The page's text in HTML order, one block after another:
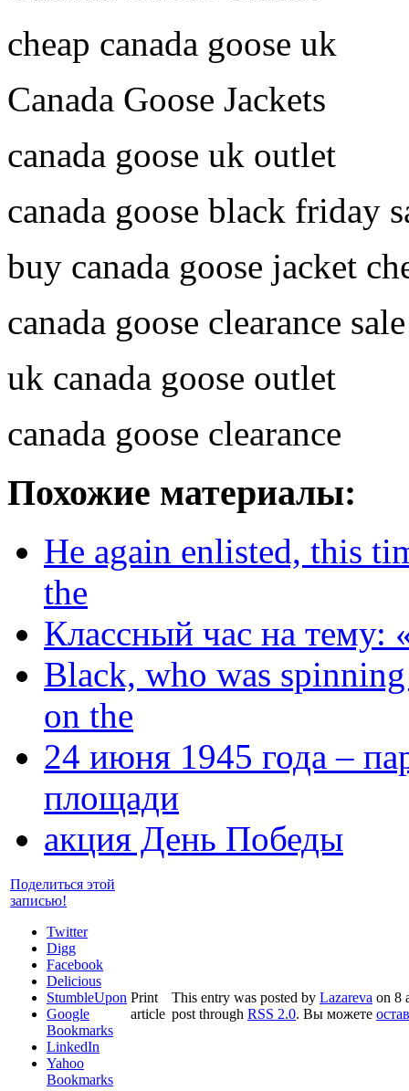
cheap canada goose uk
Canada Goose Jackets
canada goose uk outlet
canada goose black friday
buy canada goose jacket
canada goose clearance sale
uk canada goose outlet
canada goose clearance
Похожие материалы:
He again enlisted, this
the
Классный час на тему:
Black, who was
on the
24 июня 1945 года –
площади
акция День Победы
Поделиться этой
записью!
Twitter
Digg
Facebook
Delicious
StumbleUpon
Google
Bookmarks
LinkedIn
Yahoo
Bookmarks
Print
article
This entry was posted by Lazareva on 8
post through RSS 2.0. Вы можете